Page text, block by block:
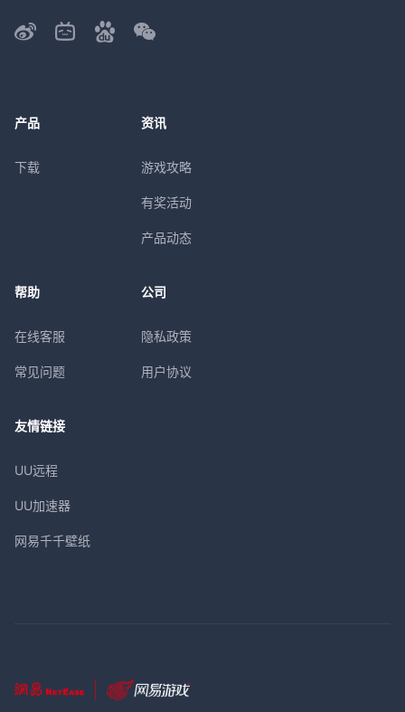
产品
下载
资讯
游戏攻略
有奖活动
产品动态
帮助
在线客服
常见问题
公司
隐私政策
用户协议
友情链接
UU远程
UU加速器
网易千千壁纸